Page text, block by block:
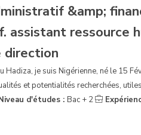
&amp;
assistant ressource
direction
Hadiza, je suis Nigérienne, né le 15
et potentialités recherchées,
d'études : Bac + 2